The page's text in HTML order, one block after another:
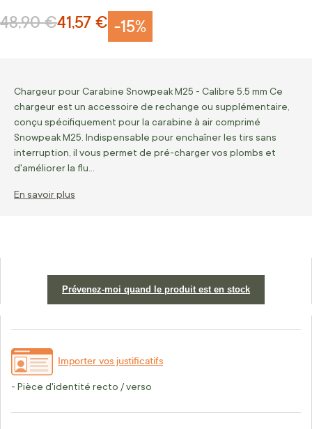
-15%
Prix Spécial
41,57 €
Prix normal
48,90 €
Chargeur pour Carabine Snowpeak M25 - Calibre 5.5 mm Ce
chargeur est un accessoire de rechange ou supplémentaire,
conçu spécifiquement pour la carabine à air comprimé
Snowpeak M25. Indispensable pour enchaîner les tirs sans
interruption, il vous permet de pré-charger vos plombs et
d'améliorer la flu…
En savoir plus
Prévenez-moi quand le produit est en stock
Importer vos justificatifs
- Pièce d'identité recto / verso